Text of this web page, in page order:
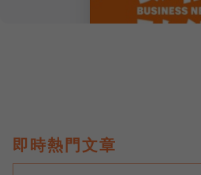
即時熱門文章